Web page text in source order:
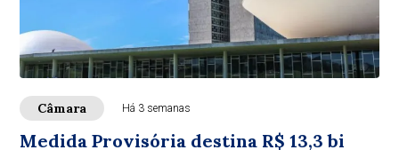
Câmara Há 3 semanas
Medida Provisória destina R$ 13,3 bi